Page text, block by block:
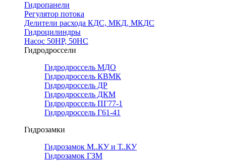
Гидропанели
Регулятор потока
Делители расхода КДС, МКД, МКДС
Гидроцилиндры
Насос 50НР, 50НС
Гидродроссели
Гидродроссель МДО
Гидродроссель КВМК
Гидродроссель ДР
Гидродроссель ДКМ
Гидродроссель ПГ77-1
Гидродроссель Г61-41
Гидрозамки
Гидрозамок М..КУ и Т..КУ
Гидрозамок ГЗМ